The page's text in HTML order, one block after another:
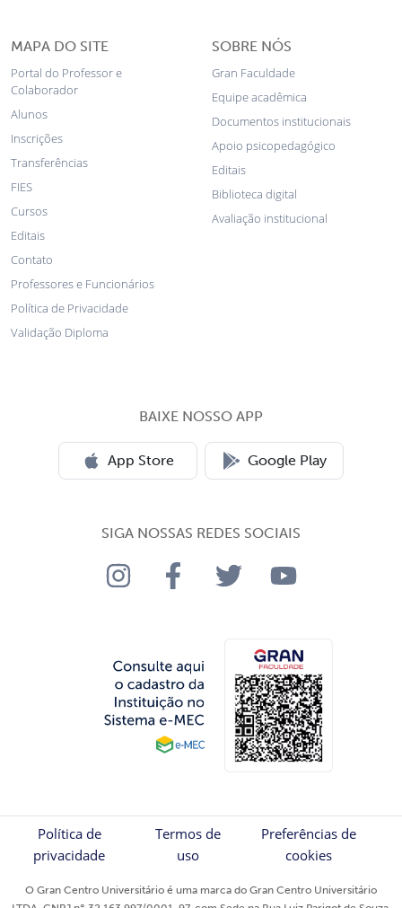
MAPA DO SITE
Portal do Professor e
Colaborador
Alunos
Inscrições
Transferências
FIES
Cursos
Editais
Contato
Professores e Funcionários
Política de Privacidade
Validação Diploma
SOBRE NÓS
Gran Faculdade
Equipe acadêmica
Documentos institucionais
Apoio psicopedagógico
Editais
Biblioteca digital
Avaliação institucional
BAIXE NOSSO APP
App Store Google Play
SIGA NOSSAS REDES SOCIAIS
Política de
privacidade
Termos de
uso
Preferências de
cookies
O Gran Centro Universitário é uma marca do Gran Centro Universitário